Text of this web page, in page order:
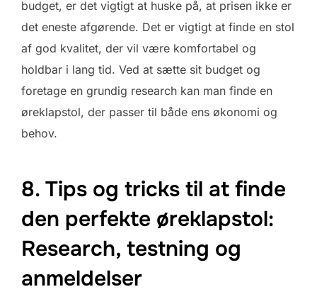
budget, er det vigtigt at huske på, at prisen ikke er
det eneste afgørende. Det er vigtigt at finde en stol
af god kvalitet, der vil være komfortabel og
holdbar i lang tid. Ved at sætte sit budget og
foretage en grundig research kan man finde en
øreklapstol, der passer til både ens økonomi og
behov.
8. Tips og tricks til at finde
den perfekte øreklapstol:
Research, testning og
anmeldelser